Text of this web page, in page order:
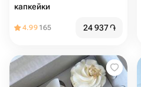
капкейки
4.99 165 24 937֏